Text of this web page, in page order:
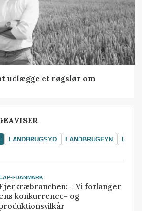
udlægge et røgslør om
LANDBRUGSYD LANDBRUGFYN
I-DANMARK
Fjerkræbranchen: - Vi forlanger
ens konkurrence- og